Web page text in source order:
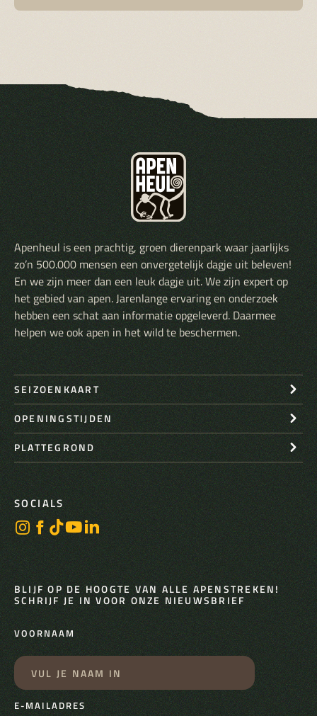
Apenheul is een prachtig, groen dierenpark waar jaarlijks
zo’n 500.000 mensen een onvergetelijk dagje uit beleven!
En we zijn meer dan een leuk dagje uit. We zijn expert op
het gebied van apen. Jarenlange ervaring en onderzoek
hebben een schat aan informatie opgeleverd. Daarmee
helpen we ook apen in het wild te beschermen.
SEIZOENKAART
OPENINGSTIJDEN
PLATTEGROND
SOCIALS
BLIJF OP DE HOOGTE VAN ALLE APENSTREKEN!
SCHRIJF JE IN VOOR ONZE NIEUWSBRIEF
VOORNAAM
E-MAILADRES